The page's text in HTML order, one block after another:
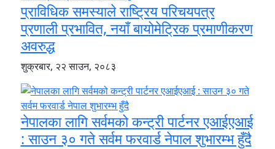
प्राविधिक समस्याले राष्ट्रिय परिचयपत्र
प्रणाली प्रभावित, नयाँ बायोमेट्रिक प्रमाणीकरण
अवरुद्ध
शुक्रबार, २२ साउन, २०८३
नेपालका लागि सर्वमको कन्ट्री पार्टनर एआईएआई
: साउन ३० गते सर्वम फरवार्ड नेपाल शुभारम्भ हुँदै